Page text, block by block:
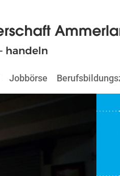
Jobbörse